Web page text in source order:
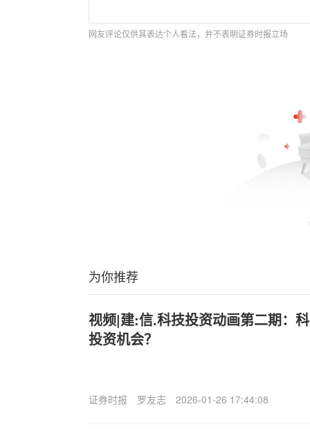
网友评论仅供其表达个人看法，并不表明证券时报立场
为你推荐
视频|建:信.科技投资动画第二期：
投资机会？
证券时报 罗友志 2026-01-26 17:44:08